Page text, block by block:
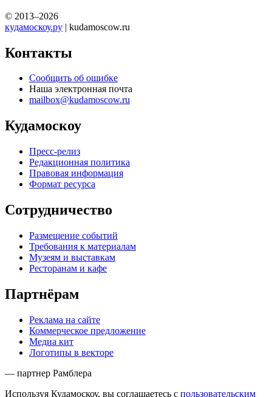
© 2013–2026
кудамоскоу.ру | kudamoscow.ru
Контакты
Сообщить об ошибке
Наша электронная почта
mailbox@kudamoscow.ru
Кудамоскоу
Пресс-релиз
Редакционная политика
Правовая информация
Формат ресурса
Сотрудничество
Размещение событий
Требования к материалам
Музеям и выставкам
Ресторанам и кафе
Партнёрам
Реклама на сайте
Коммерческое предложение
Медиа кит
Логотипы в векторе
— партнер Рамблера
Используя Кудамоскоу, вы соглашаетесь с пользовательским